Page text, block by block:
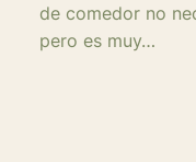
de comedor no
pero es muy…